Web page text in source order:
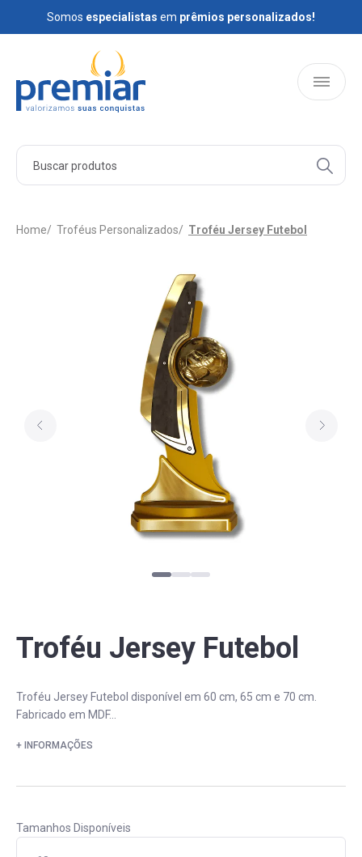
Somos especialistas em prêmios personalizados!
Somosespecialistas emprêmios personalizados!
HOME
PERGUNTAS FREQUENTES
Home Troféus Personalizados Troféu Jersey Futebol
Troféu Jersey Futebol
Troféu Jersey Futebol disponível em 60 cm, 65 cm e 70 cm.
Fabricado em MDF...
+ INFORMAÇÕES
Tamanhos Disponíveis